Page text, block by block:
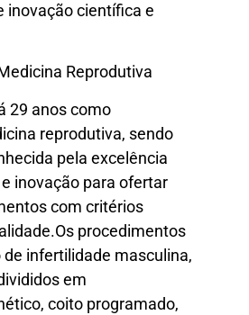
inovação científica e
Reprodutiva
29 anos como
reprodutiva, sendo
pela excelência
inovação para ofertar
com critérios
procedimentos
infertilidade masculina,
em
coito programado,